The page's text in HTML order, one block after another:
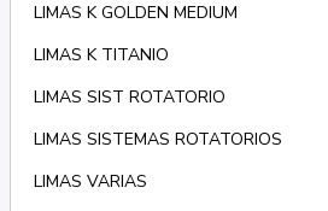
LIMAS K GOLDEN MEDIUM
LIMAS K TITANIO
LIMAS SIST ROTATORIO
LIMAS SISTEMAS ROTATORIOS
LIMAS VARIAS